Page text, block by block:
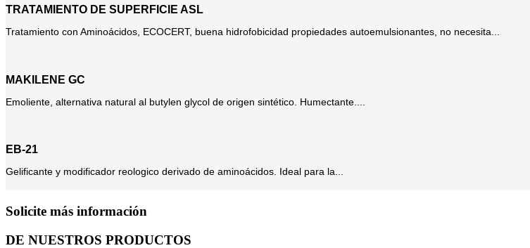
TRATAMIENTO DE SUPERFICIE ASL
Tratamiento con Aminoácidos, ECOCERT, buena hidrofobicidad propiedades autoemulsionantes, no necesita...
MAKILENE GC
Emoliente, alternativa natural al butylen glycol de origen sintético. Humectante....
EB-21
Gelificante y modificador reologico derivado de aminoácidos. Ideal para la...
Solicite más información
DE NUESTROS PRODUCTOS